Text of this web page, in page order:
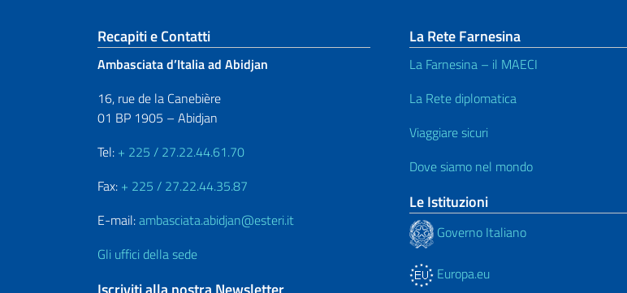
Sezione footer
Recapiti e Contatti
Ambasciata d’Italia ad Abidjan
16, rue de la Canebière
01 BP 1905 – Abidjan
Tel: + 225 / 27.22.44.61.70
Fax: + 225 / 27.22.44.35.87
E-mail:ambasciata.abidjan@esteri.it
Gli uffici della sede
La Rete Farnesina
La Farnesina – il MAECI
La Rete diplomatica
Viaggiare sicuri
Dove siamo nel mondo
Le Istituzioni
Governo Italiano
Europa.eu